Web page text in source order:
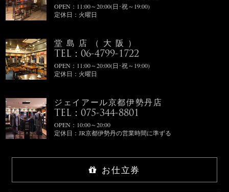
OPEN：11:00～20:00(日･祝～19:00)
定休日：火曜日
堂島店（大阪）
TEL：06-4799-1722
OPEN：11:00～20:00(日･祝～19:00)
定休日：火曜日
ジェイアール京都伊勢丹店
TEL：075-344-8801
OPEN：10:00～20:00
定休日：JR京都伊勢丹の営業時間に準ずる
お仕立券